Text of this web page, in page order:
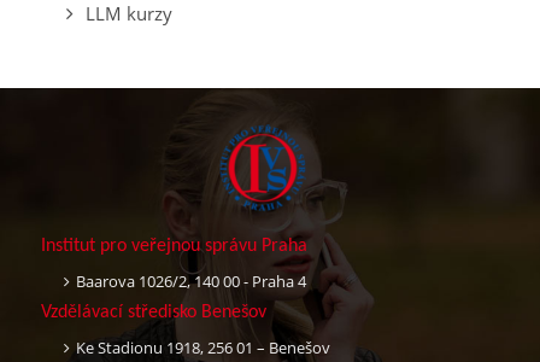
LLM kurzy
Institut pro veřejnou správu Praha
Baarova 1026/2, 140 00 - Praha 4
Vzdělávací středisko Benešov
Ke Stadionu 1918, 256 01 – Benešov